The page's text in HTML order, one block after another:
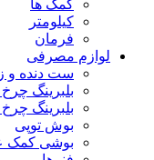
کمک ها
کیلومتر
فرمان
لوازم مصرفی
ست دنده و
بلبرینگ
بلبرینگ
بوش توپی
بوشی کمک